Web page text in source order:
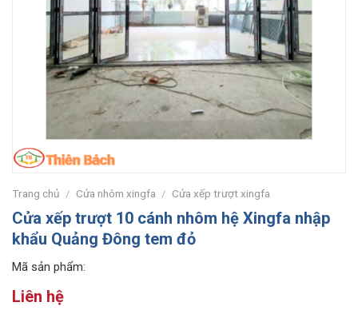
Trang chủ / Cửa nhôm xingfa / Cửa xếp trượt xingfa
Cửa xếp trượt 10 cánh nhôm hệ Xingfa nhập
khẩu Quảng Đông tem đỏ
Mã sản phẩm:
Liên hệ